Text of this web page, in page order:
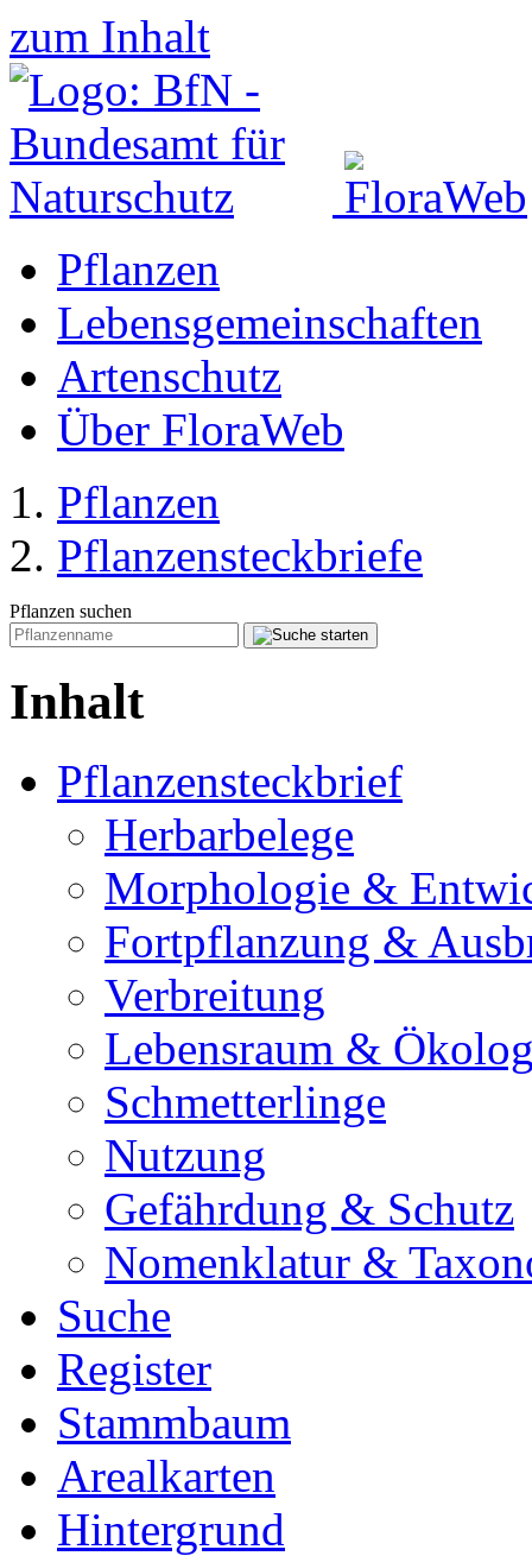
zum Inhalt
Pflanzen
Lebensgemeinschaften
Artenschutz
Über FloraWeb
Pflanzen
Pflanzensteckbriefe
Pflanzen suchen
Inhalt
Pflanzensteckbrief
Herbarbelege
Morphologie &
Fortpflanzung &
Verbreitung
Lebensraum &
Schmetterlinge
Nutzung
Gefährdung & Schutz
Nomenklatur &
Suche
Register
Stammbaum
Arealkarten
Hintergrund